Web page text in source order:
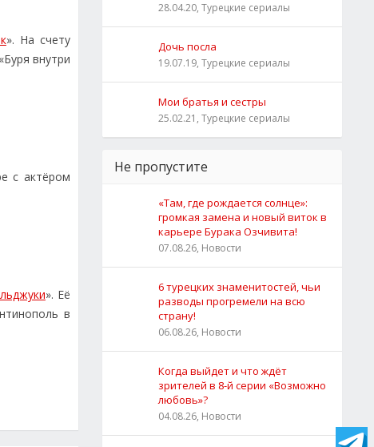
». На счету
внутри
с актёром
». Её
в
28.04.20, Турецкие сериалы
Дочь посла
19.07.19, Турецкие сериалы
Мои братья и сестры
25.02.21, Турецкие сериалы
Не пропустите
«Там, где рождается солнце»:
громкая замена и новый виток в
карьере Бурака Озчивита!
07.08.26, Новости
6 турецких знаменитостей, чьи
разводы прогремели на всю
страну!
06.08.26, Новости
Когда выйдет и что ждёт
зрителей в 8-й серии «Возможно
любовь»?
04.08.26, Новости